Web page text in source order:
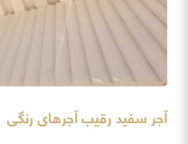
آجر سفید رقیب آجرهای رنگی